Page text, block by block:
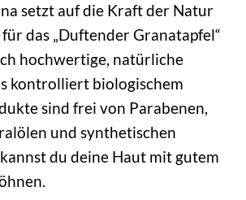
setzt auf die Kraft der Natur
das „Duftender Granatapfel“
hochwertige, natürliche
kontrolliert biologischem
sind frei von Parabenen,
und synthetischen
du deine Haut mit gutem